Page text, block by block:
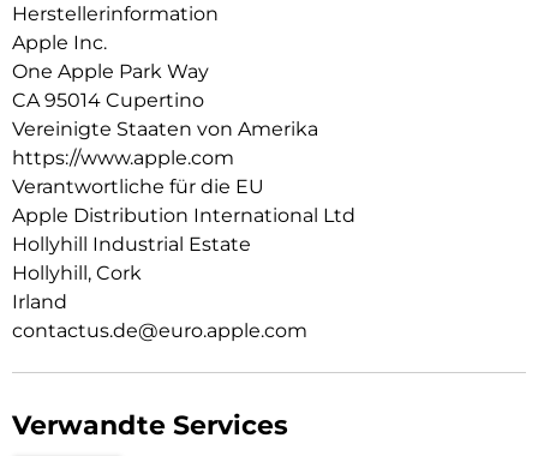
Herstellerinformation
Apple Inc.
One Apple Park Way
CA 95014 Cupertino
Vereinigte Staaten von Amerika
https://www.apple.com
Verantwortliche für die EU
Apple Distribution International Ltd
Hollyhill Industrial Estate
Hollyhill, Cork
Irland
contactus.de@euro.apple.com
Verwandte Services